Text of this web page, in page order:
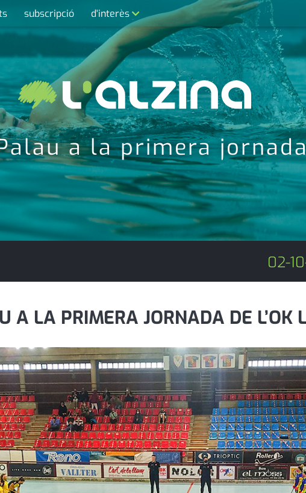
subscripció d'interès
contacte
farmàcies
telèfons
calendari
a la primera
02-
A LA PRIMERA JORNADA DE L’OK